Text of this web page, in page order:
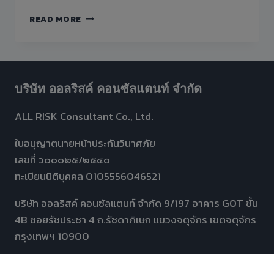
READ MORE ทำไม
รถยนต์
บริษัท ออลริสค์ คอนซัลแตนท์ จำกัด
ALL RISK Consultant Co., Ltd.
ใบอนุญาตนายหน้าประกันวินาศภัย
เลขที่ ว๐๐๐๒๕/๒๕๔๐
ทะเบียนนิติบุคคล 0105556046521
บริษัท ออลริสค์ คอนซัลแตนท์ จำกัด 9/197 อาคาร GOT ชั้น
4B ซอยรัชประชา 4 ถ.รัชดาภิเษก แขวงจตุจักร เขตจตุจักร
กรุงเทพฯ 10900